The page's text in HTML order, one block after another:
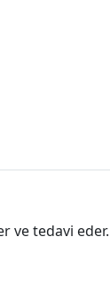
ve tedavi eder.